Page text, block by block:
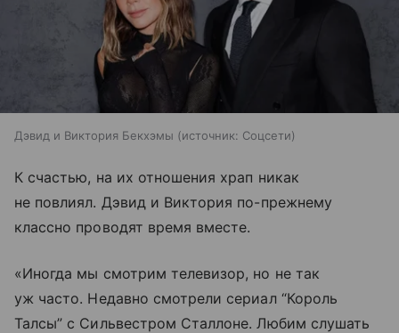
Дэвид и Виктория Бекхэмы источник: Соцсети
К счастью, на их отношения храп никак
не повлиял. Дэвид и Виктория по-прежнему
классно проводят время вместе.
«Иногда мы смотрим телевизор, но не так
уж часто. Недавно смотрели сериал “Король
Талсы” с Сильвестром Сталлоне. Любим слушать